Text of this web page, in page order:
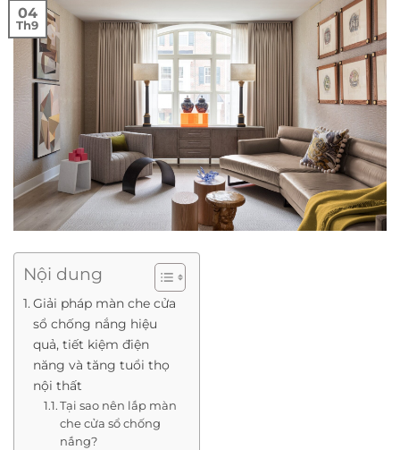
04
Th9
Nội dung
Giải pháp màn che cửa
sổ chống nắng hiệu
quả, tiết kiệm điện
năng và tăng tuổi thọ
nội thất
Tại sao nên lắp màn
che cửa sổ chống
nắng?